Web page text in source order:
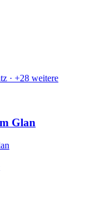
· +28 weitere
Glan